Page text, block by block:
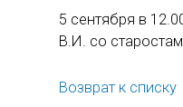
5 сентября в
В.И. со
Возврат к списку